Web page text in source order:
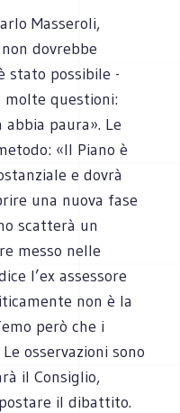
Masseroli,
dovrebbe
stato possibile -
questioni:
paura». Le
«Il Piano è
e dovrà
una nuova fase
scatterà un
messo nelle
l’ex assessore
non è la
però che i
osservazioni sono
il Consiglio,
il dibattito.